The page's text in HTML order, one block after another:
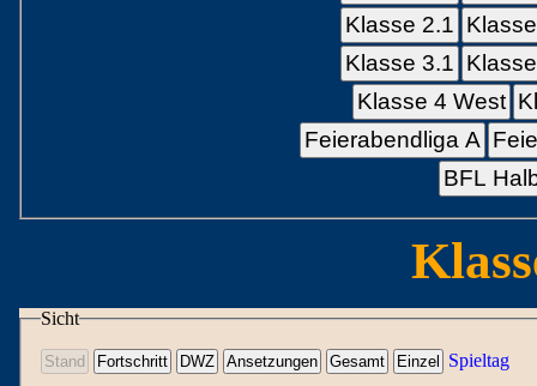
Klasse 2.1
Klasse 3.1
Klasse 4 West
Feierabendliga A
BFL
Sicht
Spieltag